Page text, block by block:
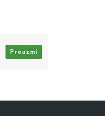
Preuzmi